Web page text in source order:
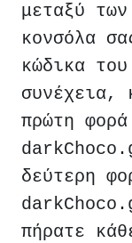
μεταξύ
κονσόλα
κώδικα
συνέχεια,
πρώτη
δεύτερη
πήρατε